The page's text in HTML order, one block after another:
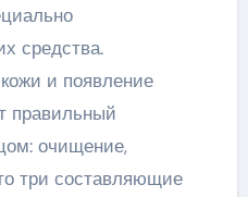
средства.
и появление
правильный
очищение,
три составляющие